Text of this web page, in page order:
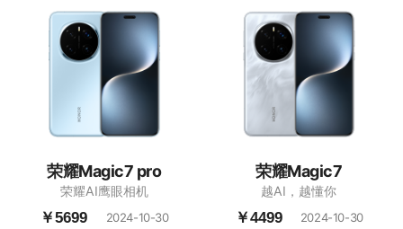
荣耀Magic7 pro
荣耀AI鹰眼相机
￥5699 2024-10-30
荣耀Magic7
越AI，越懂你
￥4499 2024-10-30